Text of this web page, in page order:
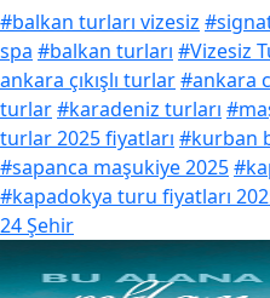
#balkan turları vizesiz
spa #balkan turları #Vizesiz
ankara çıkışlı turlar#ankara
turlar#karadeniz turları
turlar 2025 fiyatları #kurban
#sapanca maşukiye 2025
#kapadokya turu fiyatları
24 Şehir